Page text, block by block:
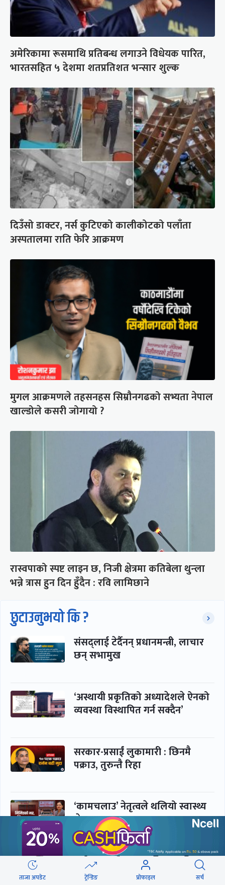
अमेरिकामा रूसमाथि प्रतिबन्ध लगाउने विधेयक पारित,
भारतसहित ५ देशमा शतप्रतिशत भन्सार शुल्क
दिउँसो डाक्टर, नर्स कुटिएको कालीकोटको पलाँता
अस्पतालमा राति फेरि आक्रमण
मुगल आक्रमणले तहसनहस सिम्रौनगढको सभ्यता नेपाल
खाल्डोले कसरी जोगायो ?
रास्वपाको स्पष्ट लाइन छ, निजी क्षेत्रमा कतिबेला थुन्ला
भन्ने त्रास हुन दिन हुँदैन : रवि लामिछाने
छुटाउनुभयो कि ?
संसद्लाई टेर्दैनन् प्रधानमन्त्री, लाचार
छन् सभामुख
‘अस्थायी प्रकृतिको अध्यादेशले ऐनको
व्यवस्था विस्थापित गर्न सक्दैन’
सरकार-प्रसाईं लुकामारी : छिनमै
पक्राउ, तुरुन्तै रिहा
‘कामचलाउ’ नेतृत्वले थलियो स्वास्थ्य
क्षेत्र
पूर्णबहादुर-शेखर : पार्टी सभापति
ताक्थे, विभाजनको संघारमा
ताजा अपडेट ट्रेन्डिङ प्रोफाइल सर्च